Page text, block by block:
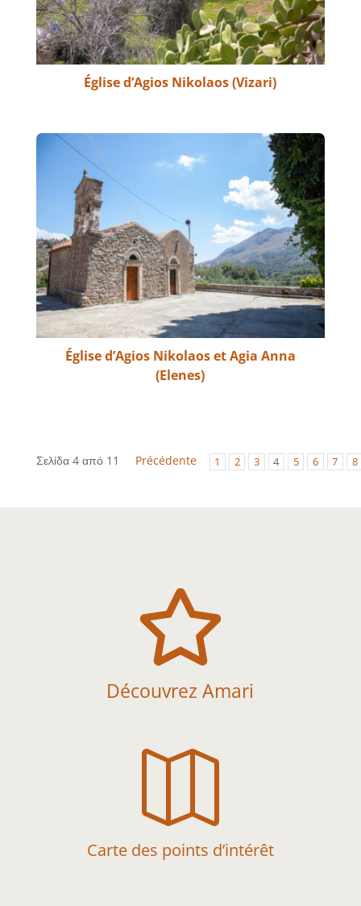
Église d’Agios Nikolaos (Vizari)
Église d’Agios Nikolaos et Agia Anna
(Elenes)
Σελίδα 4 από 11 Précédente 1 2 3 4 5 6 7 8

Découvrez Amari

Carte des points d’intérêt